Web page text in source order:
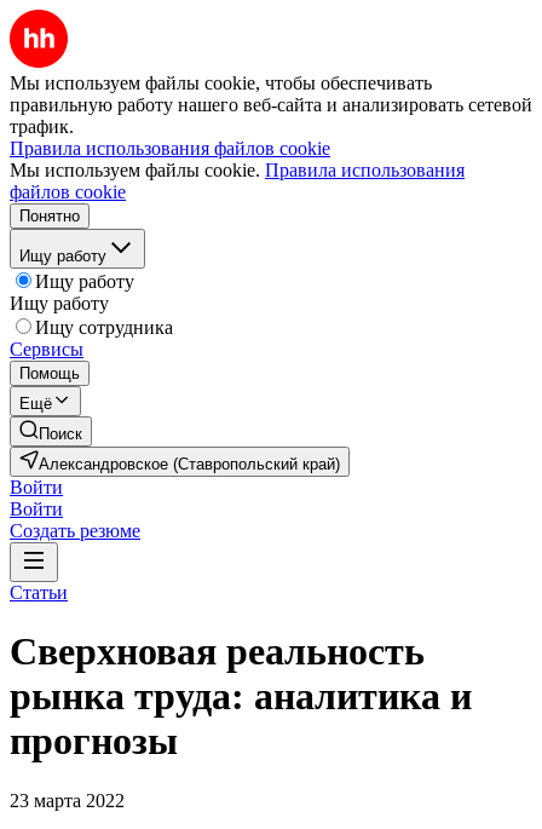
Мы используем файлы cookie, чтобы обеспечивать
правильную работу нашего веб-сайта и анализировать сетевой
трафик.
Правила использования файлов cookie
Мы используем файлы cookie. Правила использования
файлов cookie
Понятно
Ищу работу
Ищу работу
Ищу работу
Ищу сотрудника
Сервисы
Помощь
Ещё
Поиск
Александровское (Ставропольский край)
Войти
Войти
Создать резюме
Статьи
Сверхновая реальность
рынка труда: аналитика и
прогнозы
23 марта 2022